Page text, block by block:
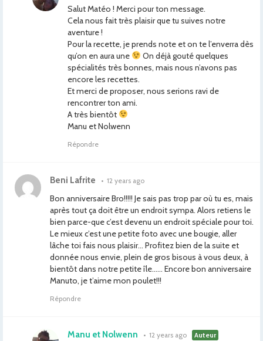
Salut Matéo ! Merci pour ton message.
Cela nous fait très plaisir que tu suives notre
aventure !
Pour la recette, je prends note et on te l’enverra dès
qu’on en aura une
On déjà gouté quelques
spécialités très bonnes, mais nous n’avons pas
encore les recettes.
Et merci de proposer, nous serions ravi de
rencontrer ton ami.
A très bientôt
Manu et Nolwenn
Répondre
Beni Lafrite • 12 years ago
Bon anniversaire Bro!!!!! Je sais pas trop par où tu es, mais
après tout ça doit être un endroit sympa. Alors retiens le
bien parce-que c’est devenu un endroit spéciale pour toi.
Le mieux c’est une petite foto avec une bougie, aller
lâche toi fais nous plaisir… Profitez bien de la suite et
donnée nous envie, plein de gros bisous à vous deux, à
bientôt dans notre petite île…… Encore bon anniversaire
Manuto, je t’aime mon poulet!!!
Répondre
Manu et Nolwenn • 12 years ago Auteur